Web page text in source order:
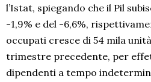
l’Istat, spiegando che il Pil
-1,9% e del -6,6%,
occupati cresce di 54 mila
trimestre precedente, per
dipendenti a tempo